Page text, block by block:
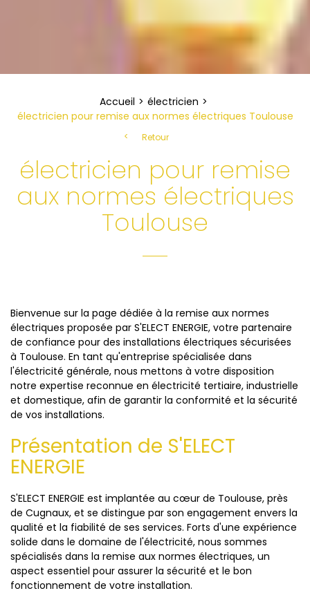
Accueil
électricien
électricien pour remise aux normes électriques Toulouse
Retour
électricien pour remise
aux normes électriques
Toulouse
Bienvenue sur la page dédiée à la remise aux normes
électriques proposée par S'ELECT ENERGIE, votre partenaire
de confiance pour des installations électriques sécurisées
à Toulouse. En tant qu'entreprise spécialisée dans
l'électricité générale, nous mettons à votre disposition
notre expertise reconnue en électricité tertiaire, industrielle
et domestique, afin de garantir la conformité et la sécurité
de vos installations.
Présentation de S'ELECT
ENERGIE
S'ELECT ENERGIE est implantée au cœur de Toulouse, près
de Cugnaux, et se distingue par son engagement envers la
qualité et la fiabilité de ses services. Forts d'une expérience
solide dans le domaine de l'électricité, nous sommes
spécialisés dans la remise aux normes électriques, un
aspect essentiel pour assurer la sécurité et le bon
fonctionnement de votre installation.